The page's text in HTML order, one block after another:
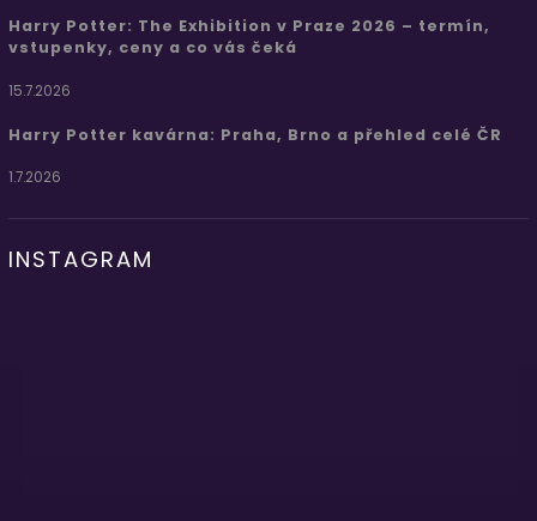
Harry Potter: The Exhibition v Praze 2026 – termín,
vstupenky, ceny a co vás čeká
15.7.2026
Harry Potter kavárna: Praha, Brno a přehled celé ČR
1.7.2026
INSTAGRAM